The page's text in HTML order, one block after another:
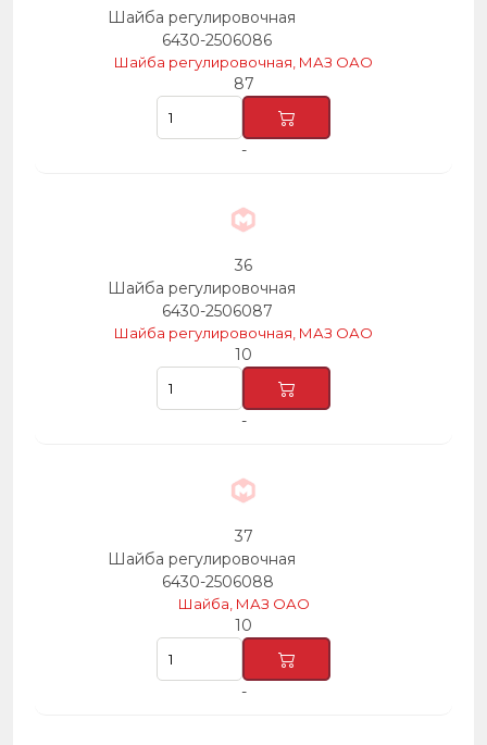
Шайба регулировочная
6430-2506086
Шайба регулировочная, МАЗ ОАО
87
-
36
Шайба регулировочная
6430-2506087
Шайба регулировочная, МАЗ ОАО
10
-
37
Шайба регулировочная
6430-2506088
Шайба, МАЗ ОАО
10
-